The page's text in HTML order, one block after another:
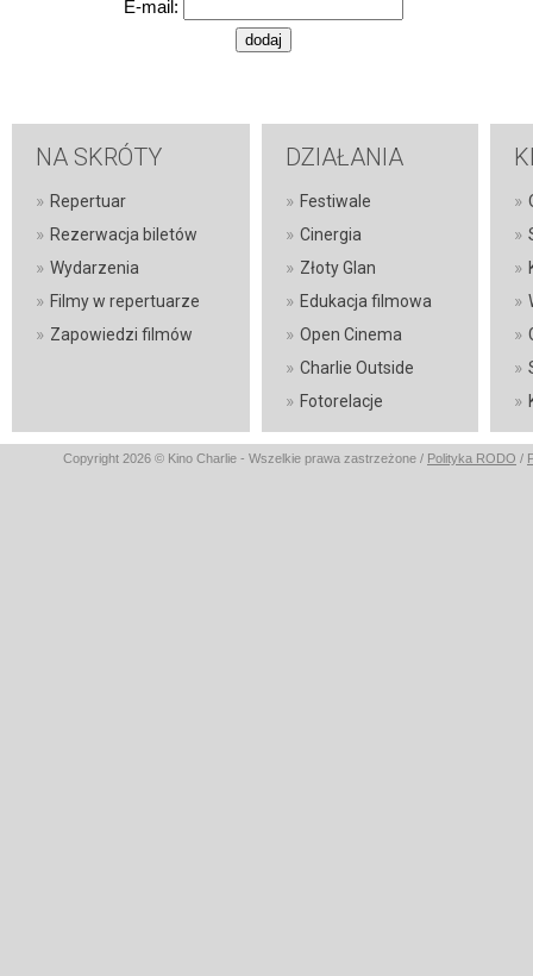
E-mail:
NA SKRÓTY
» Repertuar
» Rezerwacja biletów
» Wydarzenia
» Filmy w repertuarze
» Zapowiedzi filmów
DZIAŁANIA
» Festiwale
» Cinergia
» Złoty Glan
» Edukacja filmowa
» Open Cinema
» Charlie Outside
» Fotorelacje
»
»
»
»
»
»
»
Copyright 2026 © Kino Charlie - Wszelkie prawa zastrzeżone / Polityka RODO /